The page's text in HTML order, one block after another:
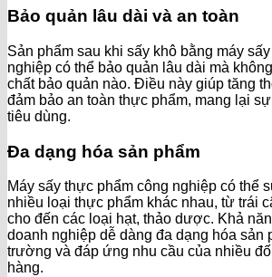
Bảo quản lâu dài và an toàn
Sản phẩm sau khi sấy khô bằng máy
nghiệp có thể bảo quản lâu dài mà
chất bảo quản nào. Điều này giúp tăng
đảm bảo an toàn thực phẩm, mang lại
tiêu dùng.
Đa dạng hóa sản phẩm
Máy sấy thực phẩm công nghiệp có thể
nhiều loại thực phẩm khác nhau, từ trái
cho đến các loại hạt, thảo dược. Khả
doanh nghiệp dễ dàng đa dạng hóa sản
trường và đáp ứng nhu cầu của nhiều
hàng.